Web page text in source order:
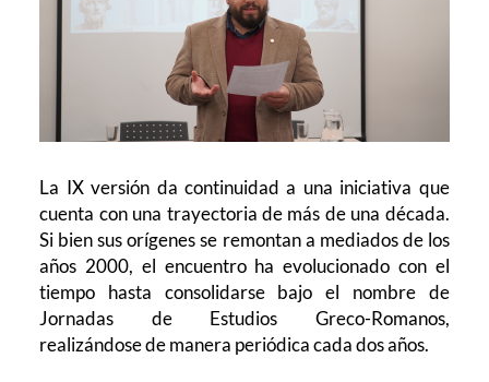
La IX versión da continuidad a una iniciativa que
cuenta con una trayectoria de más de una década.
Si bien sus orígenes se remontan a mediados de los
años 2000, el encuentro ha evolucionado con el
tiempo hasta consolidarse bajo el nombre de
Jornadas de Estudios Greco-Romanos,
realizándose de manera periódica cada dos años.